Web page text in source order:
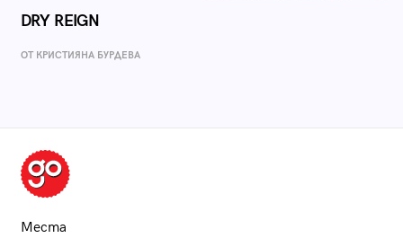
DRY REIGN
ОТ КРИСТИЯНА БУРДЕВА
Места